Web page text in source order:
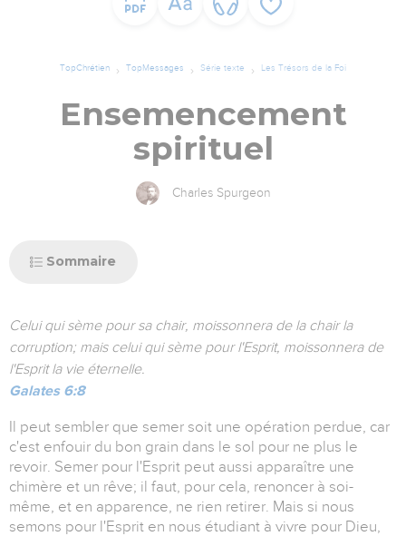
TopChrétien TopMessages Série texte Les Trésors de la Foi
Ensemencement
spirituel
Charles Spurgeon
Sommaire
Celui qui sème pour sa chair, moissonnera de la chair la
corruption; mais celui qui sème pour l'Esprit, moissonnera de
l'Esprit la vie éternelle.
Galates 6:8
Il peut sembler que semer soit une opération perdue, car
c'est enfouir du bon grain dans le sol pour ne plus le
revoir. Semer pour l'Esprit peut aussi apparaître une
chimère et un rêve; il faut, pour cela, renoncer à soi-
même, et en apparence, ne rien retirer. Mais si nous
semons pour l'Esprit en nous étudiant à vivre pour Dieu,